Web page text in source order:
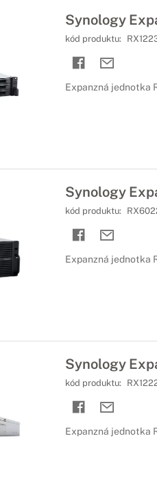
Synology
kód produktu:
Expanzná jednotka
Synology
kód produktu:
Expanzná jednotka
Synology
kód produktu:
Expanzná jednotka